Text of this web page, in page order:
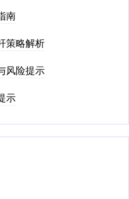
南
策略解析
风险提示
示